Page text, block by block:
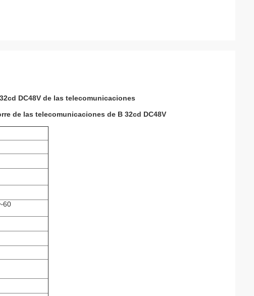
DC48V de las telecomunicaciones
de las telecomunicaciones de B 32cd DC48V